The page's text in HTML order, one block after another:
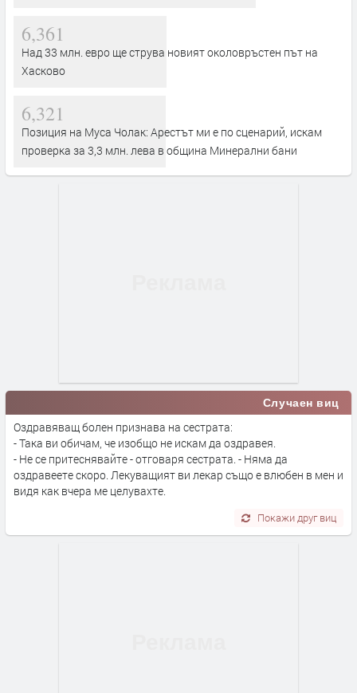
6,361
Над 33 млн. евро ще струва новият околовръстен път на
Хасково
6,321
Позиция на Муса Чолак: Арестът ми е по сценарий, искам
проверка за 3,3 млн. лева в община Минерални бани
Случаен виц
Оздравяващ болен признава на сестрата:
- Така ви обичам, че изобщо не искам да оздравея.
- Не се притеснявайте - отговаря сестрата. - Няма да
оздравеете скоро. Лекуващият ви лекар също е влюбен в мен и
видя как вчера ме целувахте.
Покажи друг виц